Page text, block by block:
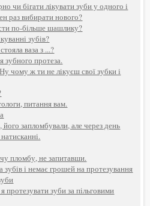
чи бігати лікувати зуби у одного і
раз вибирати нового?
по-більше шашлику?
зубів?
ваза з ...?
зубного протеза.
чому ж ти не лікуєш свої зубки і
питання вам.
його запломбували, але через день
пломбу, не запитавши.
і немає грошей на протезування
протезувати зуби за пільговими